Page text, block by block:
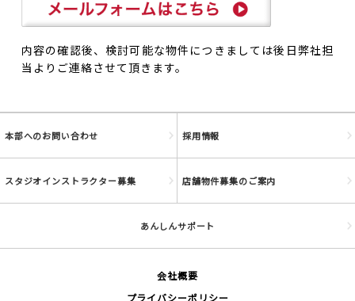
内容の確認後、検討可能な物件につきましては後日弊社担
当よりご連絡させて頂きます。
本部へのお問い合わせ 採用情報
スタジオインストラクター募集 店舗物件募集のご案内
あんしんサポート
会社概要
プライバシーポリシー